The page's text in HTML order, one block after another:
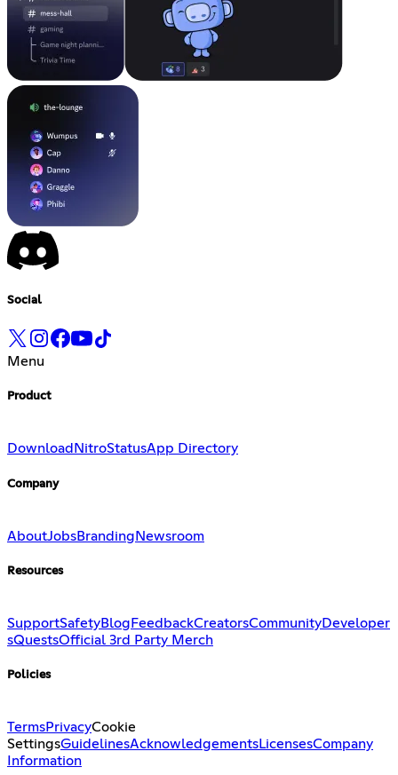
Social
Menu
Product
Download NitroStatusApp Directory
Company
AboutJobsBranding Newsroom
Resources
SupportSafetyBlog FeedbackCreatorsCommunityDeveloper
sQuestsOfficial 3rd Party Merch
Policies
TermsPrivacyCookie
SettingsGuidelinesAcknowledgementsLicensesCompany
Information